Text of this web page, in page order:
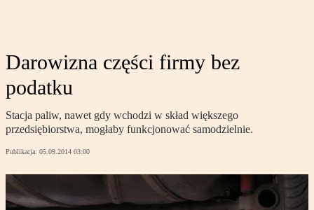
Darowizna części firmy bez
podatku
Stacja paliw, nawet gdy wchodzi w skład większego
przedsiębiorstwa, mogłaby funkcjonować samodzielnie.
Publikacja: 05.09.2014 03:00